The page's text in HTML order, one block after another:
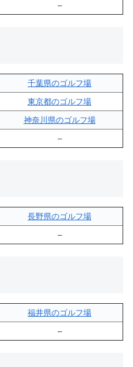
–
千葉県のゴルフ場
東京都のゴルフ場
神奈川県のゴルフ場
–
長野県のゴルフ場
–
福井県のゴルフ場
–